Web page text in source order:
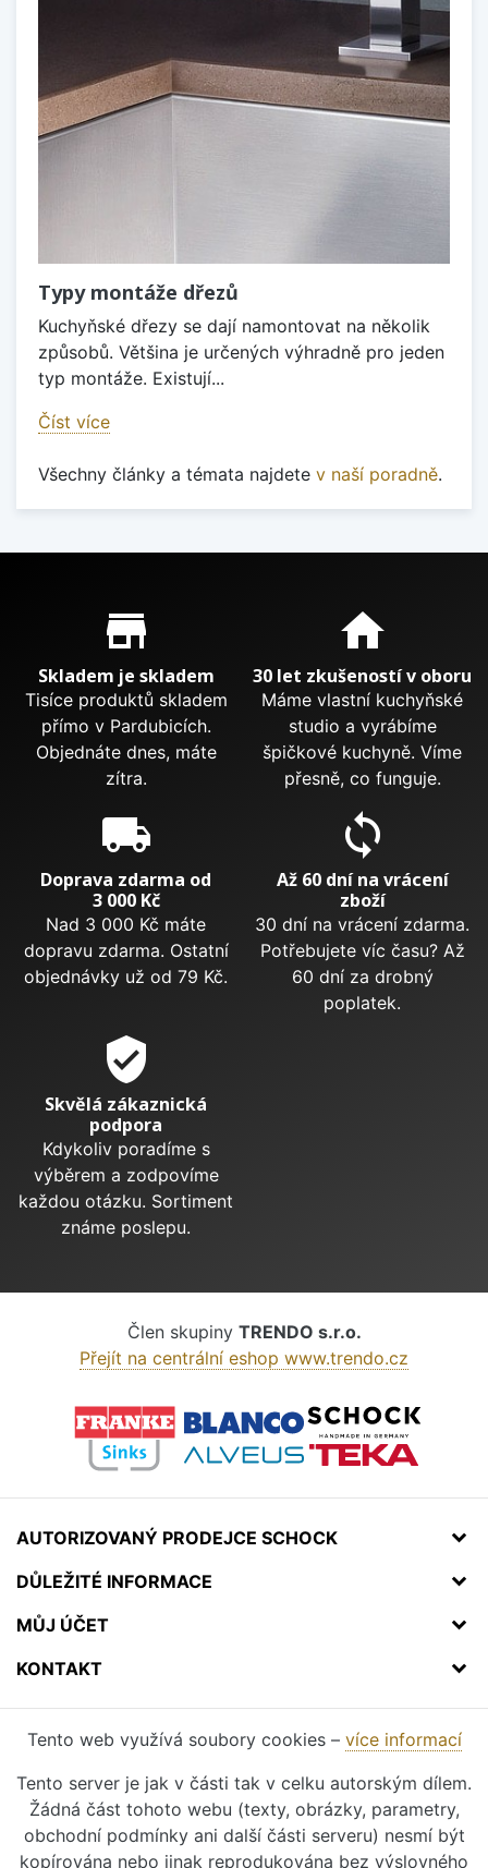
Typy montáže dřezů
Kuchyňské dřezy se dají namontovat na několik
způsobů. Většina je určených výhradně pro jeden
typ montáže. Existují...
Číst více
Všechny články a témata najdete v naší poradně.
Proč nakupovat u nás?
store_mall_directory
Skladem je skladem
Tisíce produktů skladem
přímo v Pardubicích.
Objednáte dnes, máte
zítra.
home
30 let zkušeností v oboru
Máme vlastní kuchyňské
studio a vyrábíme
špičkové kuchyně. Víme
přesně, co funguje.
local_shipping
Doprava zdarma od
3 000 Kč
Nad 3 000 Kč máte
dopravu zdarma. Ostatní
objednávky už od 79 Kč.
sync
Až 60 dní na vrácení
zboží
30 dní na vrácení zdarma.
Potřebujete víc času? Až
60 dní za drobný
poplatek.
verified_user
Skvělá zákaznická
podpora
Kdykoliv poradíme s
výběrem a zodpovíme
každou otázku. Sortiment
známe poslepu.
Člen skupiny TRENDO s.r.o.
Přejít na centrální eshop www.trendo.cz
AUTORIZOVANÝ PRODEJCE SCHOCK
DŮLEŽITÉ INFORMACE
MŮJ ÚČET
KONTAKT
Tento web využívá soubory cookies – více informací
Tento server je jak v části tak v celku autorským dílem.
Žádná část tohoto webu (texty, obrázky, parametry,
obchodní podmínky ani další části serveru) nesmí být
kopírována nebo jinak reprodukována bez výslovného